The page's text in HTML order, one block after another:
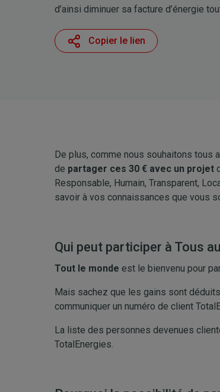
d’ainsi diminuer sa facture d’énergie
Copier le lien
De plus, comme nous souhaitons tous
de partager ces 30 € avec un projet
Responsable, Humain, Transparent,
savoir à vos connaissances que vous
Qui peut participer à Tous
Tout le monde est le bienvenu pour
Mais sachez que les gains sont
communiquer un numéro de client
La liste des personnes devenues
TotalEnergies.